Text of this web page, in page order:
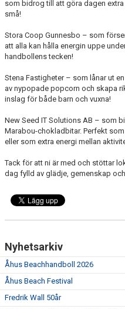
som bidrog till att göra dagen
små!
Stora Coop Gunnesbo – som
att alla kan hålla energin uppe
handbollens tecken!
Stena Fastigheter – som lånar ut
av nypopade popcorn och skapa
inslag för både barn och vuxna!
New Seed IT Solutions AB – som
Marabou-chokladbitar. Perfekt
eller som extra energi mellan
Tack för att ni är med och stöttar
dag fylld av glädje, gemenskap
Nyhetsarkiv
Åhus Beachhandboll 2026
Åhus Beach Festival
Fredrik Wall 50år